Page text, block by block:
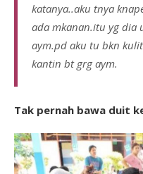
katanya..aku tnya
ada mkanan.itu yg dia
aym.pd aku tu bkn
kantin bt grg aym.
Tak pernah bawa duit